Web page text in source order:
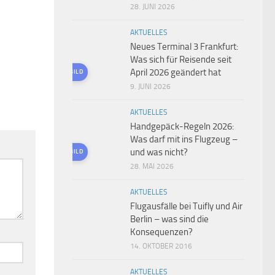
28. JUNI 2026
KI-GENERIERTES BILD
AKTUELLES
Neues Terminal 3 Frankfurt:
Was sich für Reisende seit
April 2026 geändert hat
9. JUNI 2026
KI-GENERIERTES BILD
AKTUELLES
Handgepäck-Regeln 2026:
Was darf mit ins Flugzeug –
und was nicht?
28. MAI 2026
AKTUELLES
Flugausfälle bei Tuifly und Air
Berlin – was sind die
Konsequenzen?
14. OKTOBER 2016
AKTUELLES